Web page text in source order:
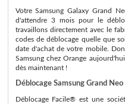
Votre Samsung Galaxy Grand
d'attendre 3 mois pour le
travaillons directement avec le
codes de déblocage quelle que
date d'achat de votre mobile.
Samsung chez Orange
dès maintenant !
Déblocage Samsung Grand
Déblocage Facile® est une